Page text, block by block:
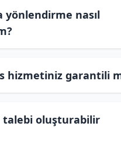
yönlendirme nasıl
hizmetiniz garantili
talebi oluşturabilir